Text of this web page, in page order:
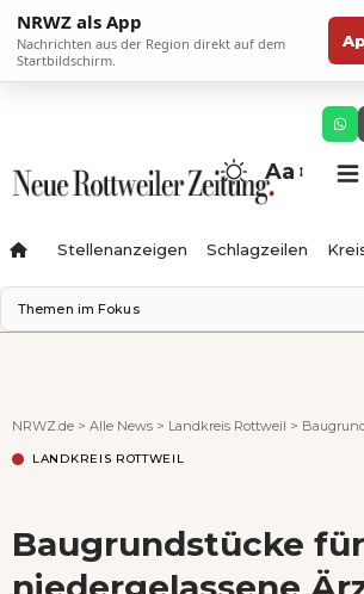
NRWZ als App
Nachrichten aus der Region direkt auf dem
Startbildschirm.
Aa
Stellenanzeigen Schlagzeilen
Themen im Fokus
Ferienzauber '26
Testturm
Wenn Orte erzählen ...
NRWZ.de > Alle News > Landkreis Rottweil >
LANDKREIS ROTTWEIL
Baugrundstücke für